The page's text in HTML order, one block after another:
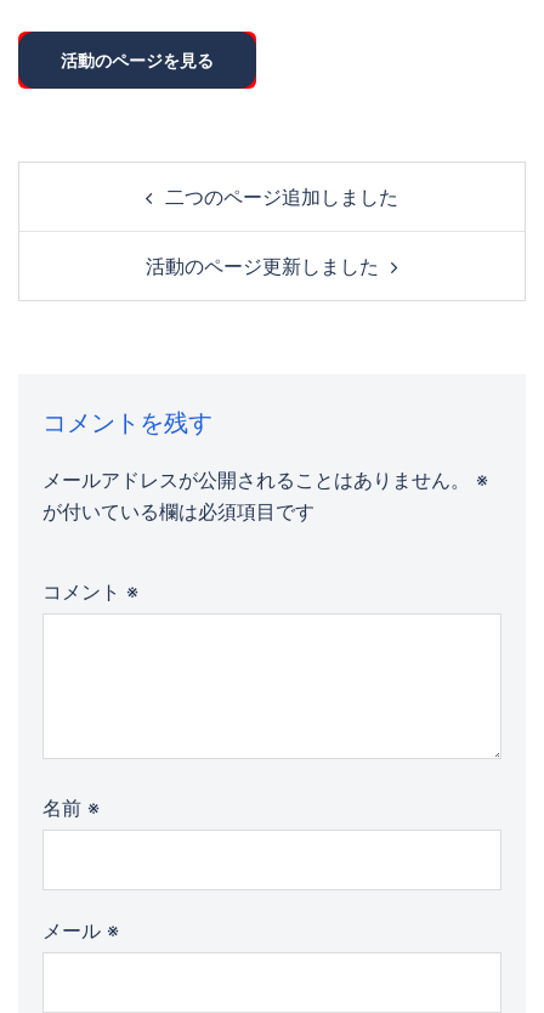
活動のページを見る
投
ナ
ゲ
ン
二つのページ追加しました
活動のページ更新しました
コメントを残す
メールアドレスが公開されることはありません。
※
が付いている欄は必須項目です
コメント ※
名前 ※
メール ※